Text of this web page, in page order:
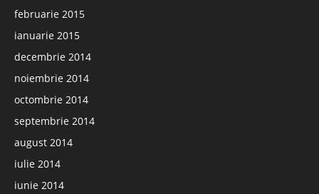
februarie 2015
ianuarie 2015
decembrie 2014
noiembrie 2014
octombrie 2014
septembrie 2014
august 2014
iulie 2014
iunie 2014